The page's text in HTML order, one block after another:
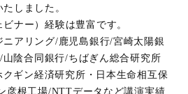
しました。
ナー）経験は豊富です。
アリング/鹿児島銀行/宮崎太陽銀
陰合同銀行/ちばぎん総合研究所
ギン経済研究所・日本生命相互保
彦根工場/NTTデータなど講演実績